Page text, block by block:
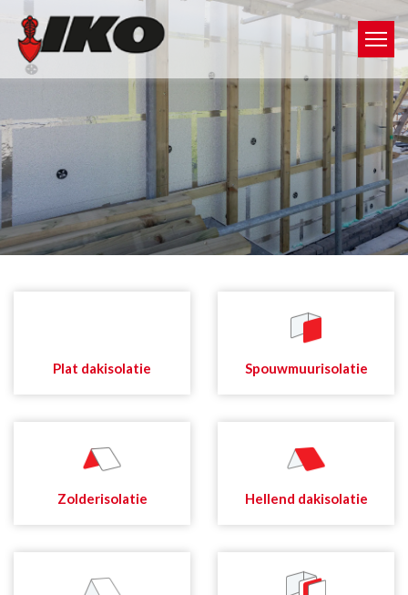
Plat dakisolatie Spouwmuurisolatie
Zolderisolatie Hellend dakisolatie